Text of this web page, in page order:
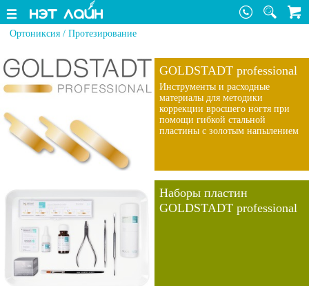
Ортониксия / Протезирование
GOLDSTADT professional
Инструменты и расходные
материалы для методики
коррекции вросшего ногтя при
помощи гибкой стальной
пластины с золотым напылением
Наборы пластин
GOLDSTADT professional